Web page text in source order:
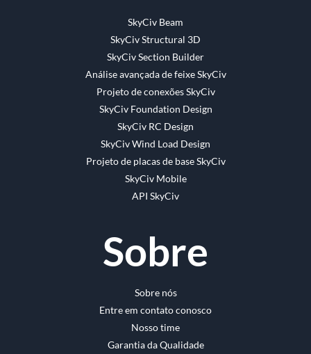
SkyCiv Beam
SkyCiv Structural 3D
SkyCiv Section Builder
Análise avançada de feixe SkyCiv
Projeto de conexões SkyCiv
SkyCiv Foundation Design
SkyCiv RC Design
SkyCiv Wind Load Design
Projeto de placas de base SkyCiv
SkyCiv Mobile
API SkyCiv
Sobre
Sobre nós
Entre em contato conosco
Nosso time
Garantia da Qualidade